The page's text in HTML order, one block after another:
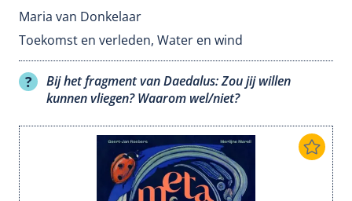
Maria van Donkelaar
Toekomst en verleden, Water en wind
Bij het fragment van Daedalus: Zou jij willen
kunnen vliegen? Waarom wel/niet?